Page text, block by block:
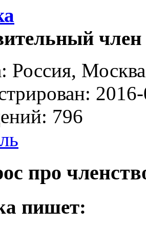
член
Россия, Москва
796
про
пишет: